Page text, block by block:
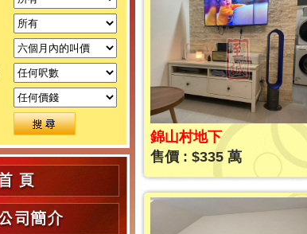
錦山村地下
售價 : $335 萬